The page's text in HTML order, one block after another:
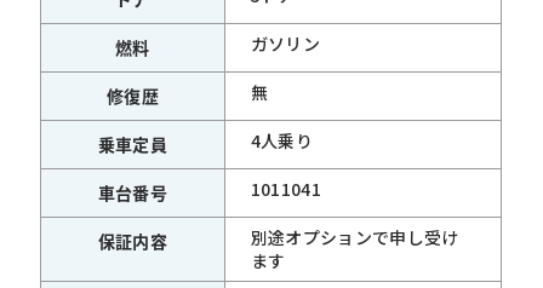
燃料 ガソリン
修復歴 無
乗車定員 4人乗り
車台番号 1011041
保証内容
別途オプションで申し受け
ます